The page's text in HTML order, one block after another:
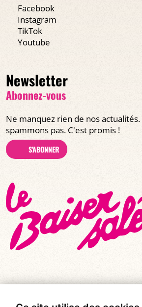
Facebook
Instagram
TikTok
Youtube
Newsletter
Abonnez-vous
Ne manquez rien de nos
spammons pas. C'est promis !
S'ABONNER